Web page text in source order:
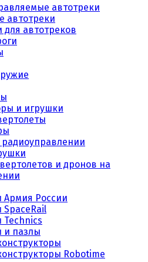
автотреки
автотреки
для автотреков
и игрушки
и дронов на
Армия России
SpaceRail
Technics
и пазлы
Robotime